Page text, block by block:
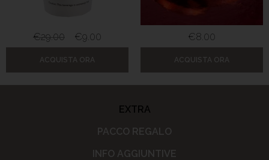
€29.00 €9.00
ACQUISTA ORA
€8.00
ACQUISTA ORA
EXTRA
PACCO REGALO
INFO AGGIUNTIVE